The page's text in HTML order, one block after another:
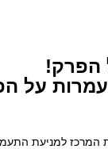
הפרק!
על
המרכז למניעת